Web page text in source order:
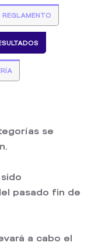
REGLAMENTO
se
pasado fin de
a cabo el